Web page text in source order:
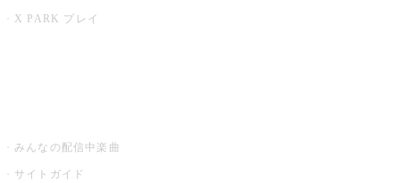
X PARK プレイ
みんなの配信中楽曲
サイトガイド